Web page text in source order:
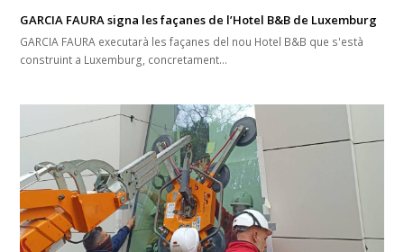
GARCIA FAURA signa les façanes de l’Hotel B&B de Luxemburg
GARCIA FAURA executarà les façanes del nou Hotel B&B que s'està
construint a Luxemburg, concretament…